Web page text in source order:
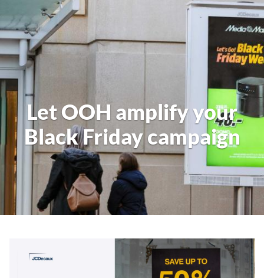
Let OOH amplify your
Black Friday campaign